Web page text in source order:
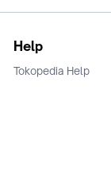
Help
Tokopedia Help